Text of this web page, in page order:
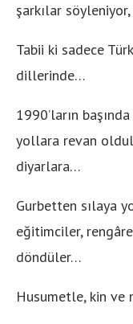
şarkılar söyleniyor,
Tabii ki sadece
dillerinde…
1990’ların
yollara revan
diyarlara…
Gurbetten sılaya
eğitimciler,
döndüler…
Husumetle, kin